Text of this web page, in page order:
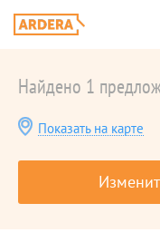
Найдено 1
Показать на карте